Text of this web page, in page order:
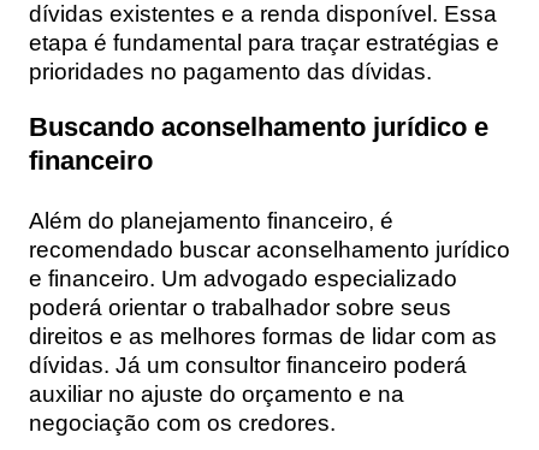
dívidas existentes e a renda disponível. Essa
etapa é fundamental para traçar estratégias e
prioridades no pagamento das dívidas.
Buscando aconselhamento jurídico e
financeiro
Além do planejamento financeiro, é
recomendado buscar aconselhamento jurídico
e financeiro. Um advogado especializado
poderá orientar o trabalhador sobre seus
direitos e as melhores formas de lidar com as
dívidas. Já um consultor financeiro poderá
auxiliar no ajuste do orçamento e na
negociação com os credores.